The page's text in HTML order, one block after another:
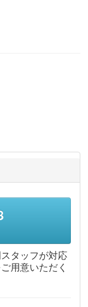
タッフが対応
用意いただく